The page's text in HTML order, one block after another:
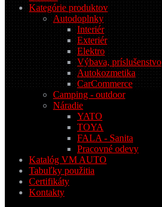
Kategórie produktov
Autodoplnky
Interiér
Exteriér
Elektro
Výbava, príslušenstvo
Autokozmetika
CarCommerce
Camping - outdoor
Náradie
YATO
TOYA
FALA - Sanita
Pracovné odevy
Katalóg VM AUTO
Tabuľky použitia
Certifikáty
Kontakty